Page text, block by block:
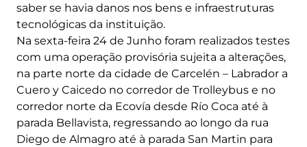
saber se havia danos nos bens e infraestruturas
tecnológicas da instituição.
Na sexta-feira 24 de Junho foram realizados testes
com uma operação provisória sujeita a alterações,
na parte norte da cidade de Carcelén – Labrador a
Cuero y Caicedo no corredor de Trolleybus e no
corredor norte da Ecovía desde Río Coca até à
parada Bellavista, regressando ao longo da rua
Diego de Almagro até à parada San Martin para